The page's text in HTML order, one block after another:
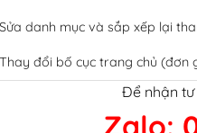
Sửa danh mục và sắp xếp lại
Thay đổi bố cục trang chủ (đơn
Tích hợp thanh toán QR Code
Để nhận
Zalo: